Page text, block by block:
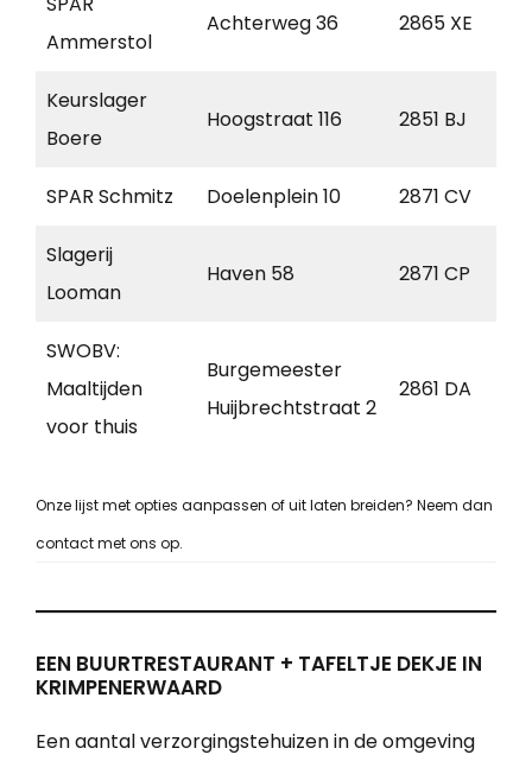
Ammerstol
Achterweg 36 2865 XE
Keurslager
Boere
Hoogstraat 116 2851 BJ
SPAR Schmitz Doelenplein 10 2871 CV
Slagerij
Looman
Haven 58 2871 CP
SWOBV:
Maaltijden
voor thuis
Burgemeester
Huijbrechtstraat 2
2861 DA
Onze lijst met opties aanpassen of uit laten breiden? Neem dan
contact met ons op.
EEN BUURTRESTAURANT + TAFELTJE DEKJE IN
KRIMPENERWAARD
Een aantal verzorgingstehuizen in de omgeving